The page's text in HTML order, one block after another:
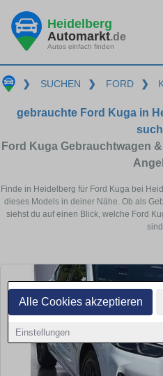
Alle Cookies akzeptieren
Einstellungen
Heidelberg
Automarkt.de
Autos einfach finden
❯ SUCHEN ❯ FORD ❯
gebrauchte Ford Kuga in
Ford Kuga Gebrauchtwagen
Finde in Heidelberg für Ford Kuga bei
dieses Models in deiner Nähe. Ob als
siehst du auf einen Blick, welche Ford
sind.